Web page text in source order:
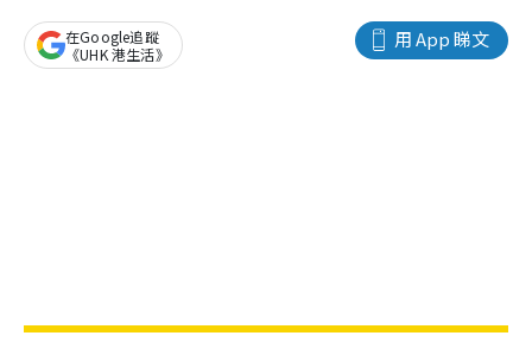
用 App 睇文
在Google追蹤
《UHK 港生活》